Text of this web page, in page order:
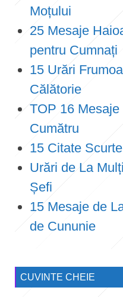
Moțului
25 Mesaje
pentru Cumnați
15 Urări
Călătorie
TOP 16
Cumătru
15 Citate
Urări de La
Șefi
15 Mesaje de
de Cununie
CUVINTE CHEIE